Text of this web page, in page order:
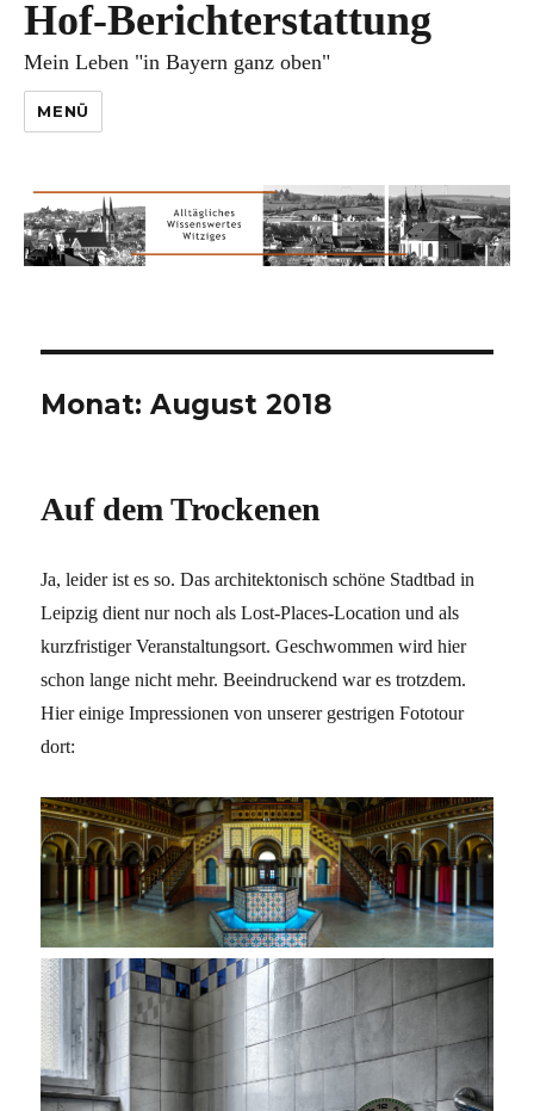
Hof-Berichterstattung
Mein Leben "in Bayern ganz oben"
MENÜ
Monat:August 2018
Auf dem Trockenen
Ja, leider ist es so. Das architektonisch schöne Stadtbad in
Leipzig dient nur noch als Lost-Places-Location und als
kurzfristiger Veranstaltungsort. Geschwommen wird hier
schon lange nicht mehr. Beeindruckend war es trotzdem.
Hier einige Impressionen von unserer gestrigen Fototour
dort: